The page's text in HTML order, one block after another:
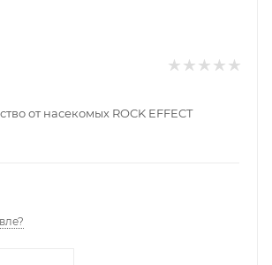
от насекомых ROCK EFFECT